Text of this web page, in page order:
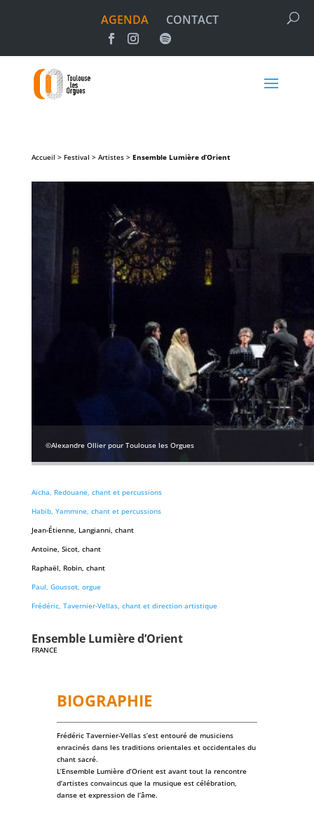
AGENDA CONTACT
Accueil > Festival > Artistes > Ensemble Lumière d’Orient
©Alexandre Ollier pour Toulouse les Orgues
Aïcha, Redouane, chant et percussions
Habib, Yammine, chant et percussions
Jean-Étienne, Langianni, chant
Antoine, Sicot, chant
Raphaël, Robin, chant
Paul, Goussot, orgue
Frédéric, Tavernier-Vellas, chant et direction artistique
Ensemble Lumière d’Orient
FRANCE
BIOGRAPHIE
Frédéric Tavernier-Vellas s’est entouré de musiciens
enracinés dans les traditions orientales et occidentales du
chant sacré.
L’Ensemble Lumière d’Orient est avant tout la rencontre
d’artistes convaincus que la musique est célébration,
danse et expression de l’âme.